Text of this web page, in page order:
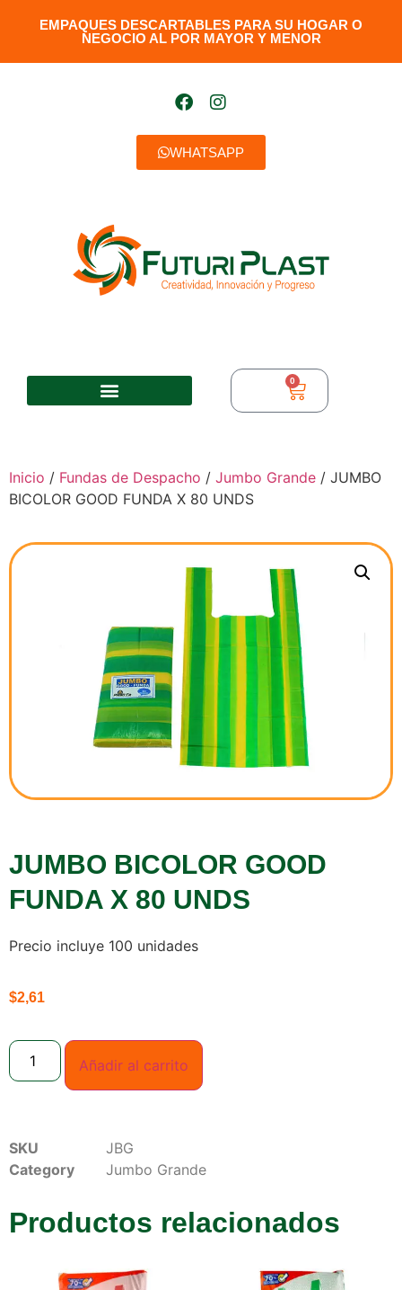
EMPAQUES DESCARTABLES PARA SU HOGAR O
NEGOCIO AL POR MAYOR Y MENOR​
WHATSAPP
0
Inicio / Fundas de Despacho / Jumbo Grande / JUMBO
BICOLOR GOOD FUNDA X 80 UNDS
JUMBO BICOLOR GOOD
FUNDA X 80 UNDS
Precio incluye 100 unidades
$2,61
Añadir al carrito
SKU
JBG
Category
Jumbo Grande
Productos relacionados